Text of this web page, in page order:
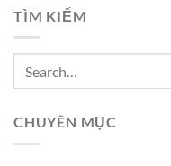
TÌM KIẾM
CHUYÊN MỤC